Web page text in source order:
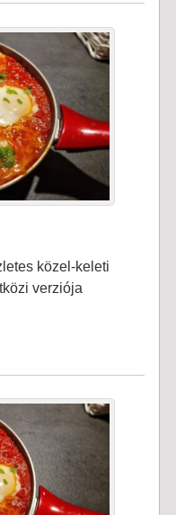
közel-keleti
verziója